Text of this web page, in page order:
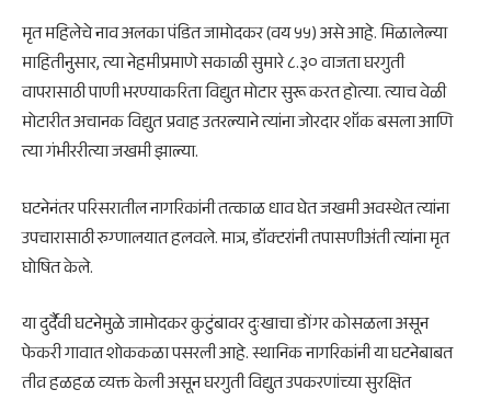
मृत महिलेचे नाव अलका पंडित जामोदकर (वय ५५) असे आहे. मिळालेल्या
माहितीनुसार, त्या नेहमीप्रमाणे सकाळी सुमारे ८.३० वाजता घरगुती
वापरासाठी पाणी भरण्याकरिता विद्युत मोटार सुरू करत होत्या. त्याच वेळी
मोटारीत अचानक विद्युत प्रवाह उतरल्याने त्यांना जोरदार शॉक बसला आणि
त्या गंभीररीत्या जखमी झाल्या.
घटनेनंतर परिसरातील नागरिकांनी तत्काळ धाव घेत जखमी अवस्थेत त्यांना
उपचारासाठी रुग्णालयात हलवले. मात्र, डॉक्टरांनी तपासणीअंती त्यांना मृत
घोषित केले.
या दुर्दैवी घटनेमुळे जामोदकर कुटुंबावर दुःखाचा डोंगर कोसळला असून
फेकरी गावात शोककळा पसरली आहे. स्थानिक नागरिकांनी या घटनेबाबत
तीव्र हळहळ व्यक्त केली असून घरगुती विद्युत उपकरणांच्या सुरक्षित